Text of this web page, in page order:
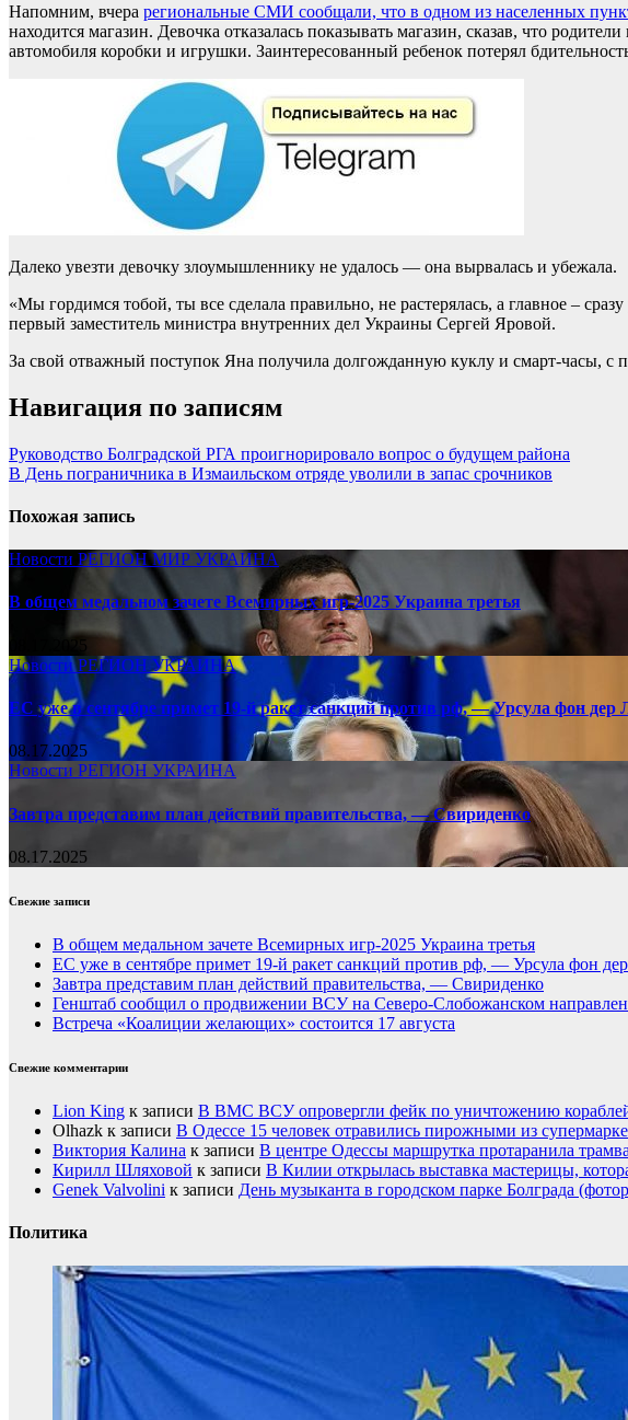
Напомним, вчера региональные СМИ сообщали, что в одном из населенных
находится магазин. Девочка отказалась показывать магазин, сказав, что
автомобиля коробки и игрушки. Заинтересованный ребенок потерял
Далеко увезти девочку злоумышленнику не удалось — она вырвалась и убежала.
«Мы гордимся тобой, ты все сделала правильно, не растерялась, а главное –
первый заместитель министра внутренних дел Украины Сергей Яровой.
За свой отважный поступок Яна получила долгожданную куклу и смарт-часы, с
Навигация по записям
Руководство Болградской РГА проигнорировало вопрос о будущем района
В День пограничника в Измаильском отряде уволили в запас срочников
Похожая запись
Новости РЕГИОНМИР УКРАИНА
В общем медальном зачете Всемирных игр-2025 Украина третья
08.17.2025
НовостиРЕГИОНУКРАИНА
ЕС уже в сентябре примет 19-й ракет санкций против рф, — Урсула фон дер
08.17.2025
Новости РЕГИОН УКРАИНА
Завтра представим план действий правительства, — Свириденко
08.17.2025
Свежие записи
В общем медальном зачете Всемирных игр-2025 Украина третья
ЕС уже в сентябре примет 19-й ракет санкций против рф, — Урсула фон
Завтра представим план действий правительства, — Свириденко
Генштаб сообщил о продвижении ВСУ на Северо-Слобожанском
Встреча «Коалиции желающих» состоится 17 августа
Свежие комментарии
Lion King к записи В ВМС ВСУ опровергли фейк по уничтожению
Olhazk к записи В Одессе 15 человек отравились пирожными из
Виктория Калина к записи В центре Одессы маршрутка протаранила
Кирилл Шляховой к записи В Килии открылась выставка мастерицы,
Genek Valvolini к записи День музыканта в городском парке Болграда
Политика